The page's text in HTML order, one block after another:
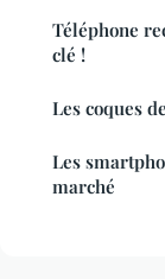
Téléphone
clé !
Les coques
Les
marché